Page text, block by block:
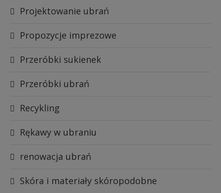
Projektowanie ubrań
Propozycje imprezowe
Przeróbki sukienek
Przeróbki ubrań
Recykling
Rękawy w ubraniu
renowacja ubrań
Skóra i materiały skóropodobne